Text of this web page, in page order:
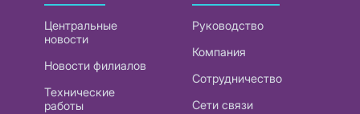
Центральные
новости
Новости филиалов
Технические
работы
Руководство
Компания
Сотрудничество
Сети связи